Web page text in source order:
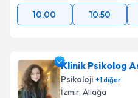
10:00
10:50
Klinik Psikolog
Psikoloji +1diğer
İzmir, Aliağa